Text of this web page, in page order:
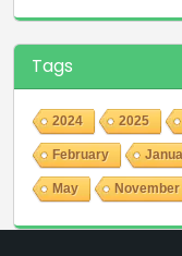
Tags
2024 2025
February
May November